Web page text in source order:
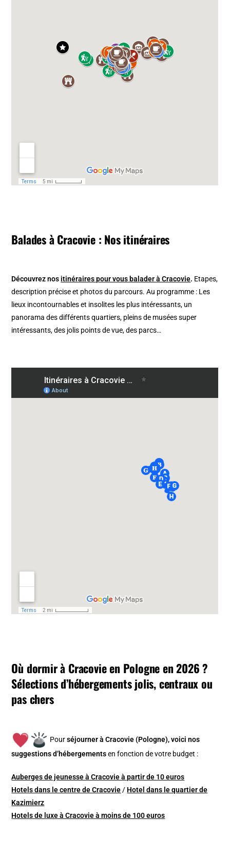
Balades à Cracovie : Nos itinéraires
Découvrez nos itinéraires pour vous balader à Cracovie. Etapes,
description précise et photos du parcours. Au programme : Les
lieux incontournables et insolites les plus intéressants, un
panorama des différents quartiers, pleins de musées super
intéressants, des jolis points de vue, des parcs…
Où dormir à Cracovie en Pologne en 2026 ?
Sélections d’hébergements jolis, centraux ou
pas chers
Pourséjourner à Cracovie (Pologne), voici nos
suggestions d’hébergements en fonction de votre budget :
Auberges de jeunesse à Cracovie à partir de 10 euros
Hotels dans le centre de Cracovie/ Hotel dans le quartier de
Kazimierz
Hotels de luxe à Cracovie à moins de 100 euros